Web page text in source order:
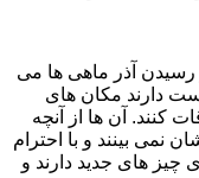
رسیدن آذر ماهی ها می
دارند مکان های
کنند. آن ها از آنچه
نمی بینند و با احترام
چیز های جدید دارند و